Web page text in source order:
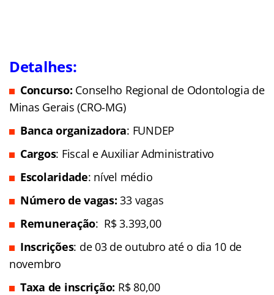
Detalhes:
Concurso: Conselho Regional de Odontologia de
Minas Gerais (CRO-MG)
Banca organizadora: FUNDEP
Cargos: Fiscal e Auxiliar Administrativo
Escolaridade: nível médio
Número de vagas:33 vagas
Remuneração: R$ 3.393,00
Inscrições: de 03 de outubro até o dia 10 de
novembro
Taxa de inscrição: R$ 80,00